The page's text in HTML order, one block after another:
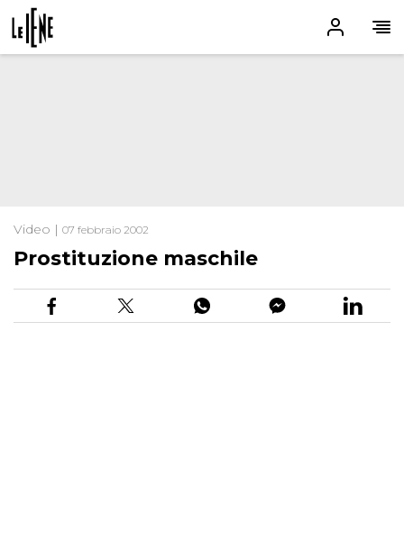
Video | 07 febbraio 2002
Prostituzione maschile